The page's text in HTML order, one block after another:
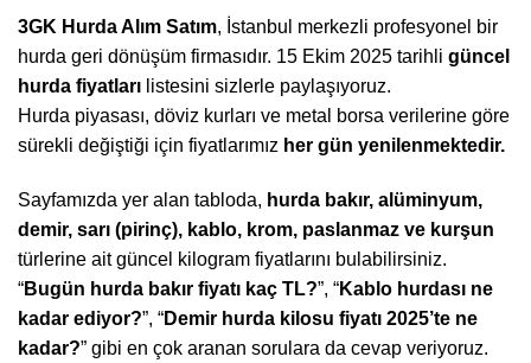
3GK Hurda Alım Satım, İstanbul merkezli profesyonel bir
hurda geri dönüşüm firmasıdır. 15 Ekim 2025 tarihli güncel
hurda fiyatları listesini sizlerle paylaşıyoruz.
Hurda piyasası, döviz kurları ve metal borsa verilerine göre
sürekli değiştiği için fiyatlarımız her gün yenilenmektedir.
Sayfamızda yer alan tabloda, hurda bakır, alüminyum,
demir, sarı (pirinç), kablo, krom, paslanmaz ve kurşun
türlerine ait güncel kilogram fiyatlarını bulabilirsiniz.
“Bugün hurda bakır fiyatı kaç TL?”, “Kablo hurdası ne
kadar ediyor?”, “Demir hurda kilosu fiyatı 2025’te ne
kadar?” gibi en çok aranan sorulara da cevap veriyoruz.